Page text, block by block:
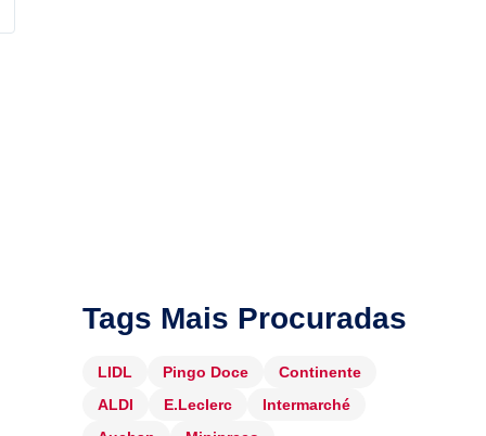
Tags Mais Procuradas
LIDL Pingo Doce
Continente
ALDI
E.Leclerc
Intermarché